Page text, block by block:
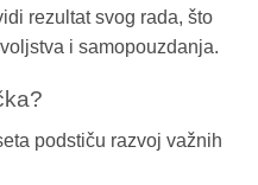
rezultat svog rada, što
i samopouzdanja.
podstiču razvoj važnih